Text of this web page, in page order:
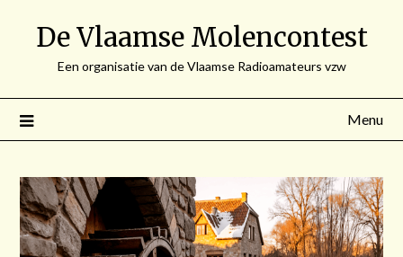
De Vlaamse Molencontest
Een organisatie van de Vlaamse Radioamateurs vzw
Menu